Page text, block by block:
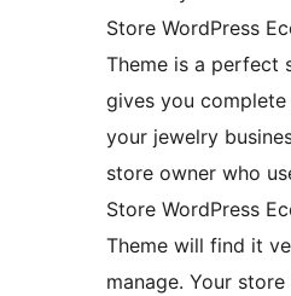
Store WordPress
Theme is a perfect
gives you
your jewelry
store owner who
Store WordPress
Theme will find it
manage. Your